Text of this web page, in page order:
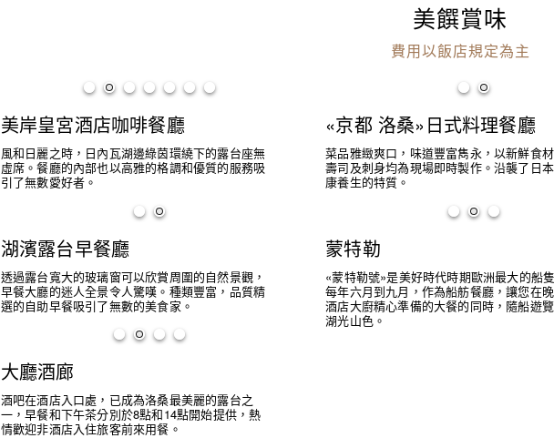
美饌賞味
費用以飯店規定為主
美岸皇宮酒店咖啡餐廳
風和日麗之時，日內瓦湖邊綠茵環繞下的露台座無
虛席。餐廳的內部也以高雅的格調和優質的服務吸
引了無數愛好者。
«京都 洛桑»日式料理餐廳
菜品雅緻爽口，味道豐富雋永，以新鮮食材
壽司及刺身均為現場即時製作。沿襲了日
康養生的特質。
湖濱露台早餐廳
透過露台寬大的玻璃窗可以欣賞周圍的自然景觀，
早餐大廳的迷人全景令人驚嘆。種類豐富，品質精
選的自助早餐吸引了無數的美食家。
蒙特勒
«蒙特勒號»是美好時代時期歐洲最大的船
每年六月到九月，作為船舫餐廳，讓您在
酒店大廚精心準備的大餐的同時，隨船遊
湖光山色。
大廳酒廊
酒吧在酒店入口處，已成為洛桑最美麗的露台之
一，早餐和下午茶分別於8點和14點開始提供，熱
情歡迎非酒店入住旅客前來用餐。